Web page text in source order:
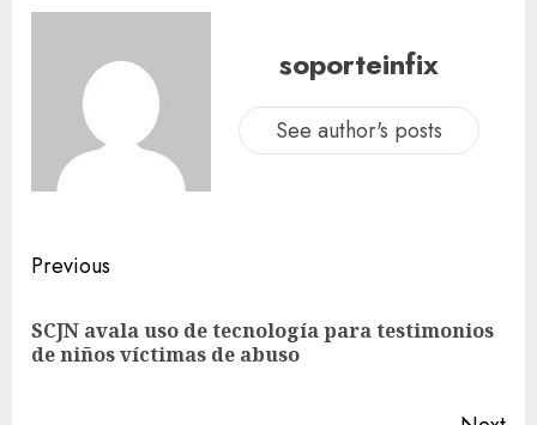
soporteinfix
See author's posts
Previous
SCJN avala uso de tecnología para testimonios
de niños víctimas de abuso